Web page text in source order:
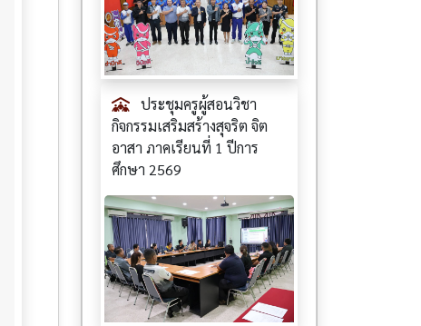
ประชุมครูผู้สอนวิชา
กิจกรรมเสริมสร้างสุจริต จิต
อาสา ภาคเรียนที่ 1 ปีการ
ศึกษา 2569